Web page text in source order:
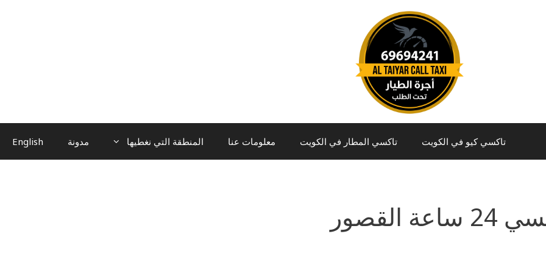
تاكسي كيو في الكويت تاكسي المطار في الكويت معلومات عنا المنطقة التي نغطيها مدونة English
القصور